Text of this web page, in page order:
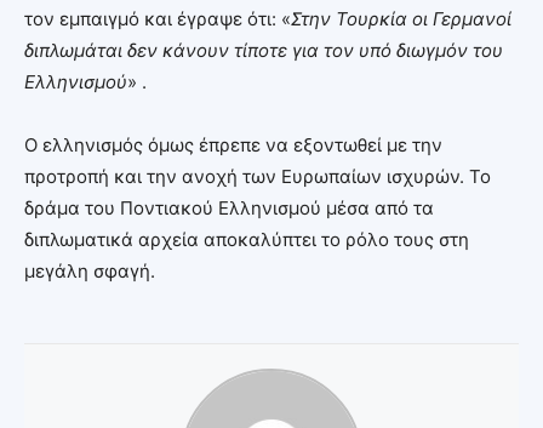
τον εμπαιγμό και έγραψε ότι: «Στην Τουρκία οι Γερμανοί
διπλωμάται δεν κάνουν τίποτε για τον υπό διωγμόν του
Ελληνισμού» .
Ο ελληνισμός όμως έπρεπε να εξοντωθεί με την
προτροπή και την ανοχή των Eυρωπαίων ισχυρών. Το
δράμα του Ποντιακού Ελληνισμού μέσα από τα
διπλωματικά αρχεία αποκαλύπτει το ρόλο τους στη
μεγάλη σφαγή.